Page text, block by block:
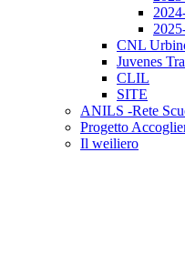
CNL
Juvenes
CLIL
SITE
ANILS -Rete
Progetto
Il weiliero